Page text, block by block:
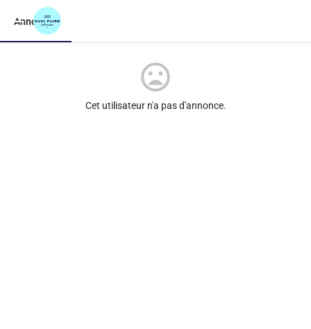
Annonces
Cet utilisateur n'a pas d'annonce.